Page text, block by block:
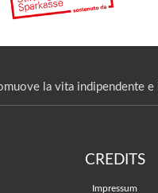
la vita indipendente
CREDITS
Impressum